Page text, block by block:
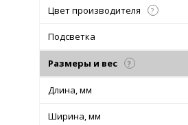
Цвет производителя ?
Подсветка
Размеры и вес ?
Длина, мм
Ширина, мм